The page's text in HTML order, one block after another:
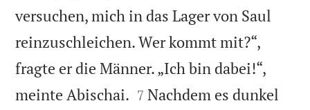
versuchen, mich in das Lager von Saul
reinzuschleichen. Wer kommt mit?“,
fragte er die Männer. „Ich bin dabei!“,
meinte Abischai. 

7 Nachdem es dunkel